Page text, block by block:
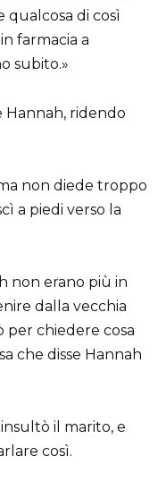
qualcosa di così
farmacia a
subito.»
Hannah, ridendo
non diede troppo
a piedi verso la
non erano più in
dalla vecchia
per chiedere cosa
che disse Hannah
insultò il marito, e
così.